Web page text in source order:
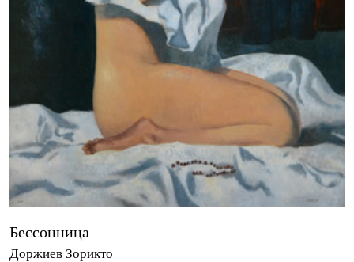
Бессонница
Доржиев Зорикто